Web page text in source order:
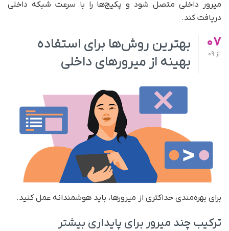
میرور داخلی متصل شود و پکیج‌ها را با سرعت شبکه داخلی
دریافت کند.
07
از
بهترین روش‌ها برای استفاده
بهینه از میرورهای داخلی
برای بهره‌مندی حداکثری از میرورها، باید هوشمندانه عمل کنید.
ترکیب چند میرور برای پایداری بیشتر